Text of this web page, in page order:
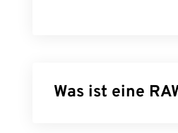
Was ist eine